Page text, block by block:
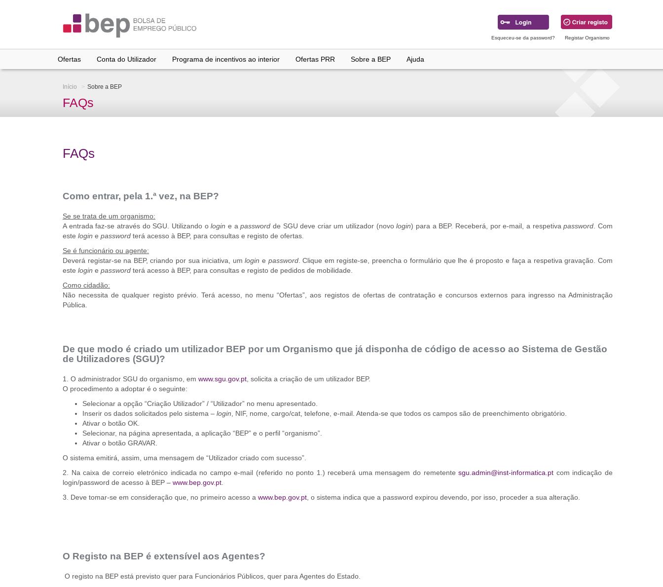
Esqueceu-se da password? Registar Organismo
Ofertas Conta do Utilizador Programa de incentivos ao interior Ofertas PRR Sobre a BEP Ajuda
Início Sobre a BEP
FAQs
FAQs
Como entrar, pela 1.ª vez, na BEP?
Se se trata de um organismo:
A entrada faz-se através do SGU. Utilizando ologin e apassword de SGU deve criar um utilizador (novologin) para a BEP. Receberá, por e-mail, a respetivapassword . Com
este login e password terá acesso à BEP, para consultas e registo de ofertas.
Se é funcionário ou agente:
Deverá registar-se na BEP, criando por sua iniciativa, umlogin e password. Clique em registe-se, preencha o formulário que lhe é proposto e faça a respetiva gravação. Com
este login e password terá acesso à BEP, para consultas e registo de pedidos de mobilidade.
Como cidadão:
Não necessita de qualquer registo prévio. Terá acesso, no menu “Ofertas”, aos registos de ofertas de contratação e concursos externos para ingresso na Administração
Pública.
De que modo é criado um utilizador BEP por um Organismo que já disponha de código de acesso ao Sistema de Gestão
de Utilizadores (SGU)?
1. O administrador SGU do organismo, em www.sgu.gov.pt , solicita a criação de um utilizador BEP.
O procedimento a adoptar é o seguinte:
Selecionar a opção “Criação Utilizador” / “Utilizador” no menu apresentado.
Inserir os dados solicitados pelo sistema – login , NIF, nome, cargo/cat, telefone, e-mail. Atenda-se que todos os campos são de preenchimento obrigatório.
Ativar o botão OK.
Selecionar, na página apresentada, a aplicação “BEP” e o perfil “organismo”.
Ativar o botão GRAVAR.
O sistema emitirá, assim, uma mensagem de “Utilizador criado com sucesso”.
2. Na caixa de correio eletrónico indicada no campo e-mail (referido no ponto 1.) receberá uma mensagem do remetentesgu.admin@inst-informatica.pt com indicação de
login/password de acesso à BEP – www.bep.gov.pt
3. Deve tomar-se em consideração que, no primeiro acesso a www.bep.gov.pt , o sistema indica que a password expirou devendo, por isso, proceder a sua alteração.
O Registo na BEP é extensível aos Agentes?
O registo na BEP está previsto quer para Funcionários Públicos, quer para Agentes do Estado.